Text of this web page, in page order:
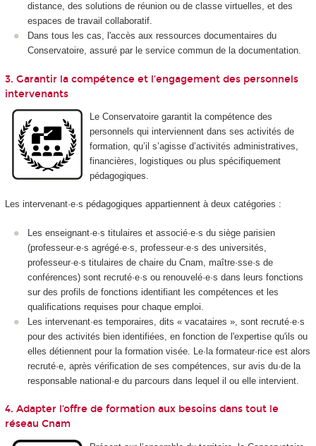
distance, des solutions de réunion ou de classe virtuelles, et des
espaces de travail collaboratif.
Dans tous les cas, l'accès aux ressources documentaires du
Conservatoire, assuré par le service commun de la documentation.
3. Garantir la compétence et l’engagement des personnels
intervenants
Le Conservatoire garantit la compétence des
personnels qui interviennent dans ses activités de
formation, qu’il s’agisse d’activités administratives,
financières, logistiques ou plus spécifiquement
pédagogiques.
Les intervenant·e·s pédagogiques appartiennent à deux catégories :
Les enseignant·e·s titulaires et associé·e·s du siège parisien
(professeur·e·s agrégé·e·s, professeur·e·s des universités,
professeur·e·s titulaires de chaire du Cnam, maître·sse·s de
conférences) sont recruté·e·s ou renouvelé·e·s dans leurs fonctions
sur des profils de fonctions identifiant les compétences et les
qualifications requises pour chaque emploi.
Les intervenant·es temporaires, dits « vacataires », sont recruté·e·s
pour des activités bien identifiées, en fonction de l'expertise qu'ils ou
elles détiennent pour la formation visée. Le·la formateur·rice est alors
recruté·e, après vérification de ses compétences, sur avis du·de la
responsable national·e du parcours dans lequel il ou elle intervient.
4. Adapter l’offre de formation aux besoins dans tout le
réseau Cnam